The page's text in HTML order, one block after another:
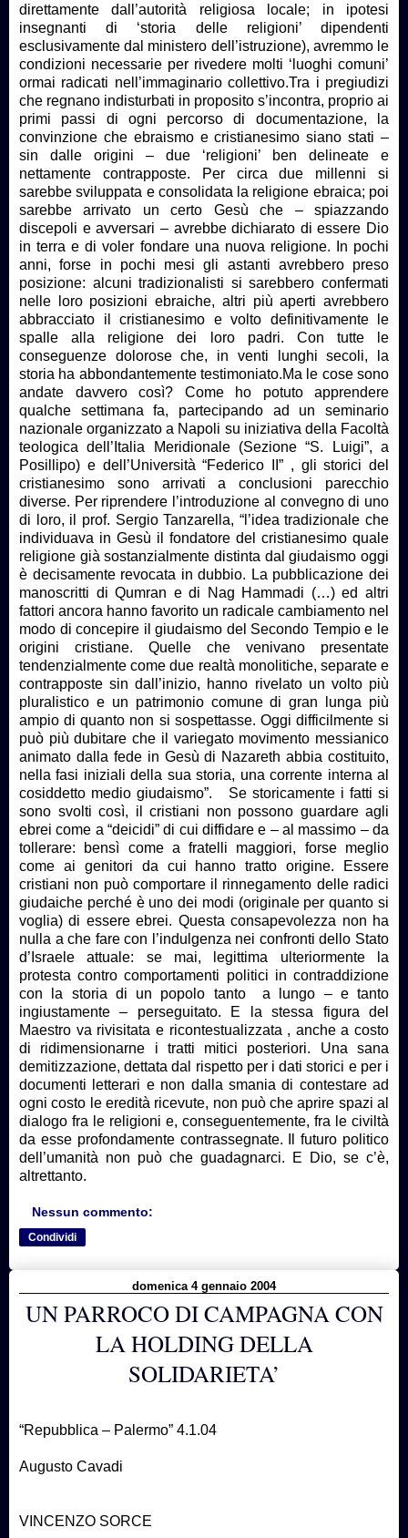
direttamente dall’autorità religiosa locale; in ipotesi
insegnanti di ‘storia delle religioni’ dipendenti
esclusivamente dal ministero dell’istruzione), avremmo le
condizioni necessarie per rivedere molti ‘luoghi comuni’
ormai radicati nell’immaginario collettivo.Tra i pregiudizi
che regnano indisturbati in proposito s’incontra, proprio ai
primi passi di ogni percorso di documentazione, la
convinzione che ebraismo e cristianesimo siano stati –
sin dalle origini – due ‘religioni’ ben delineate e
nettamente contrapposte. Per circa due millenni si
sarebbe sviluppata e consolidata la religione ebraica; poi
sarebbe arrivato un certo Gesù che – spiazzando
discepoli e avversari – avrebbe dichiarato di essere Dio
in terra e di voler fondare una nuova religione. In pochi
anni, forse in pochi mesi gli astanti avrebbero preso
posizione: alcuni tradizionalisti si sarebbero confermati
nelle loro posizioni ebraiche, altri più aperti avrebbero
abbracciato il cristianesimo e volto definitivamente le
spalle alla religione dei loro padri. Con tutte le
conseguenze dolorose che, in venti lunghi secoli, la
storia ha abbondantemente testimoniato.Ma le cose sono
andate davvero così? Come ho potuto apprendere
qualche settimana fa, partecipando ad un seminario
nazionale organizzato a Napoli su iniziativa della Facoltà
teologica dell’Italia Meridionale (Sezione “S. Luigi”, a
Posillipo) e dell’Università “Federico II” , gli storici del
cristianesimo sono arrivati a conclusioni parecchio
diverse. Per riprendere l’introduzione al convegno di uno
di loro, il prof. Sergio Tanzarella, “l’idea tradizionale che
individuava in Gesù il fondatore del cristianesimo quale
religione già sostanzialmente distinta dal giudaismo oggi
è decisamente revocata in dubbio. La pubblicazione dei
manoscritti di Qumran e di Nag Hammadi (…) ed altri
fattori ancora hanno favorito un radicale cambiamento nel
modo di concepire il giudaismo del Secondo Tempio e le
origini cristiane. Quelle che venivano presentate
tendenzialmente come due realtà monolitiche, separate e
contrapposte sin dall’inizio, hanno rivelato un volto più
pluralistico e un patrimonio comune di gran lunga più
ampio di quanto non si sospettasse. Oggi difficilmente si
può più dubitare che il variegato movimento messianico
animato dalla fede in Gesù di Nazareth abbia costituito,
nella fasi iniziali della sua storia, una corrente interna al
cosiddetto medio giudaismo”. Se storicamente i fatti si
sono svolti così, il cristiani non possono guardare agli
ebrei come a “deicidi” di cui diffidare e – al massimo – da
tollerare: bensì come a fratelli maggiori, forse meglio
come ai genitori da cui hanno tratto origine. Essere
cristiani non può comportare il rinnegamento delle radici
giudaiche perché è uno dei modi (originale per quanto si
voglia) di essere ebrei. Questa consapevolezza non ha
nulla a che fare con l’indulgenza nei confronti dello Stato
d’Israele attuale: se mai, legittima ulteriormente la
protesta contro comportamenti politici in contraddizione
con la storia di un popolo tanto a lungo – e tanto
ingiustamente – perseguitato. E la stessa figura del
Maestro va rivisitata e ricontestualizzata , anche a costo
di ridimensionarne i tratti mitici posteriori. Una sana
demitizzazione, dettata dal rispetto per i dati storici e per i
documenti letterari e non dalla smania di contestare ad
ogni costo le eredità ricevute, non può che aprire spazi al
dialogo fra le religioni e, conseguentemente, fra le civiltà
da esse profondamente contrassegnate. Il futuro politico
dell’umanità non può che guadagnarci. E Dio, se c’è,
altrettanto.
Nessun commento:
Condividi
domenica 4 gennaio 2004
UN PARROCO DI CAMPAGNA CON
LA HOLDING DELLA
SOLIDARIETA’
“Repubblica – Palermo” 4.1.04
Augusto Cavadi
VINCENZO SORCE